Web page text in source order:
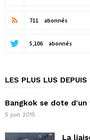
711 abonnés
5,106 abonnés
LES PLUS LUS DEPUIS
Bangkok se dote
5 juin 2015
La